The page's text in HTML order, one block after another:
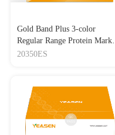
Gold Band Plus 3-color
Regular Range Protein Marker
(8-180 kDa) 三色预染蛋白质
20350ES